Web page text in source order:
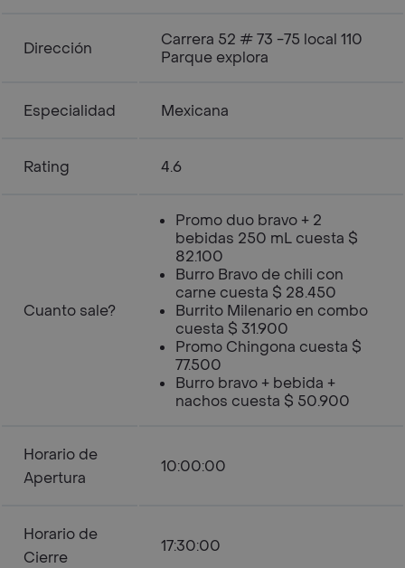
Dirección
Carrera 52 # 73 -75 local 110
Parque explora
Especialidad Mexicana
Rating 4.6
Cuanto sale?
Promo duo bravo + 2
bebidas 250 mL cuesta $
82.100
Burro Bravo de chili con
carne cuesta $ 28.450
Burrito Milenario en combo
cuesta $ 31.900
Promo Chingona cuesta $
77.500
Burro bravo + bebida +
nachos cuesta $ 50.900
Horario de
Apertura
10:00:00
Horario de
Cierre
17:30:00